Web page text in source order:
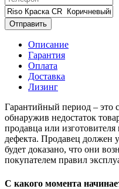
Отправить
Описание
Гарантия
Оплата
Доставка
Лизинг
Гарантийный период – это
обнаружив недостаток
продавца или
дефекта. Продавец должен
будет доказано, что они
покупателем правил
С какого момента